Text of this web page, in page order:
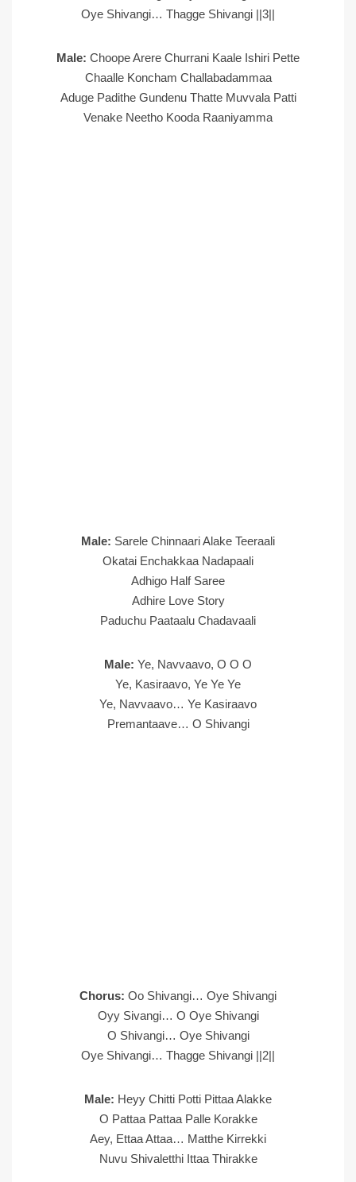
Oye Shivangi… Thagge Shivangi ||3||
Male: Choope Arere Churrani Kaale Ishiri Pette
Chaalle Koncham Challabadammaa
Aduge Padithe Gundenu Thatte Muvvala Patti
Venake Neetho Kooda Raaniyamma
Male: Sarele Chinnaari Alake Teeraali
Okatai Enchakkaa Nadapaali
Adhigo Half Saree
Adhire Love Story
Paduchu Paataalu Chadavaali
Male: Ye, Navvaavo, O O O
Ye, Kasiraavo, Ye Ye Ye
Ye, Navvaavo… Ye Kasiraavo
Premantaave… O Shivangi
Chorus: Oo Shivangi… Oye Shivangi
Oyy Sivangi… O Oye Shivangi
O Shivangi… Oye Shivangi
Oye Shivangi… Thagge Shivangi ||2||
Male: Heyy Chitti Potti Pittaa Alakke
O Pattaa Pattaa Palle Korakke
Aey, Ettaa Attaa… Matthe Kirrekki
Nuvu Shivaletthi Ittaa Thirakke